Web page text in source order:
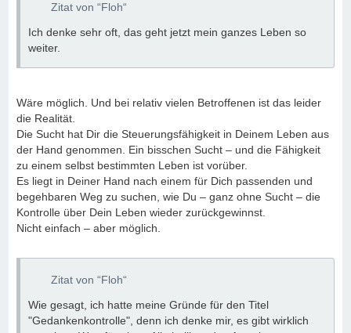
Zitat von “Floh“
Ich denke sehr oft, das geht jetzt mein ganzes Leben so
weiter.
Wäre möglich. Und bei relativ vielen Betroffenen ist das leider
die Realität.
Die Sucht hat Dir die Steuerungsfähigkeit in Deinem Leben aus
der Hand genommen. Ein bisschen Sucht – und die Fähigkeit
zu einem selbst bestimmten Leben ist vorüber.
Es liegt in Deiner Hand nach einem für Dich passenden und
begehbaren Weg zu suchen, wie Du – ganz ohne Sucht – die
Kontrolle über Dein Leben wieder zurückgewinnst.
Nicht einfach – aber möglich.
Zitat von “Floh“
Wie gesagt, ich hatte meine Gründe für den Titel
"Gedankenkontrolle", denn ich denke mir, es gibt wirklich